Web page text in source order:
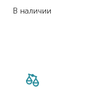
В наличии